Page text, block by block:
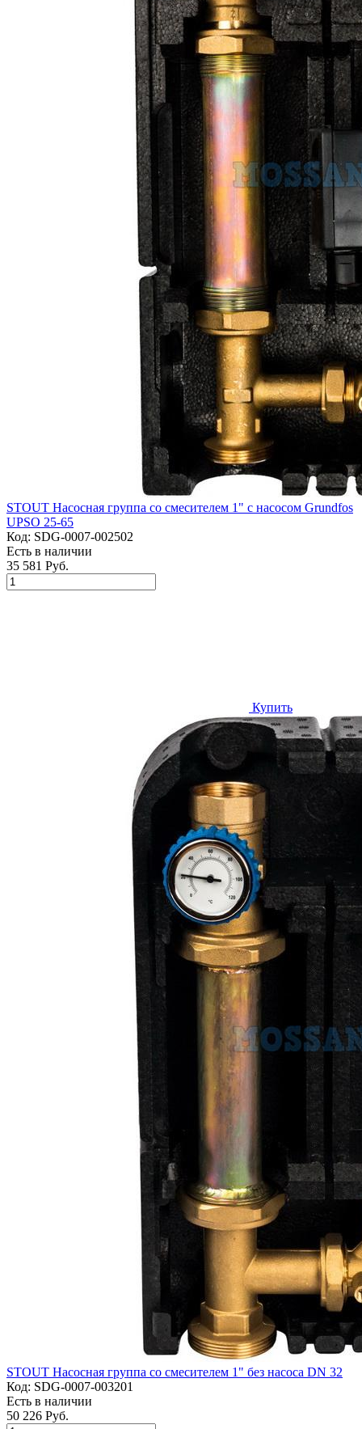
STOUT Насосная группа со смесителем 1" с насосом Grundfos
UPSO 25-65
Код: SDG-0007-002502
Есть в наличии
35 581 Руб.
Купить
STOUT Насосная группа со смесителем 1" без насоса DN 32
Код: SDG-0007-003201
Есть в наличии
50 226 Руб.